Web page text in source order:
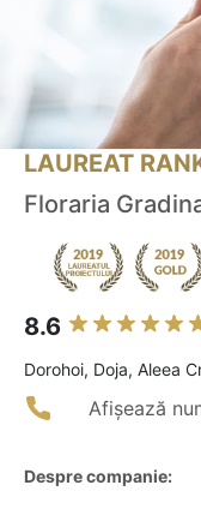
LAUREAT
Floraria
8.6
Dorohoi, Doja, Aleea
Afișează
Despre companie: